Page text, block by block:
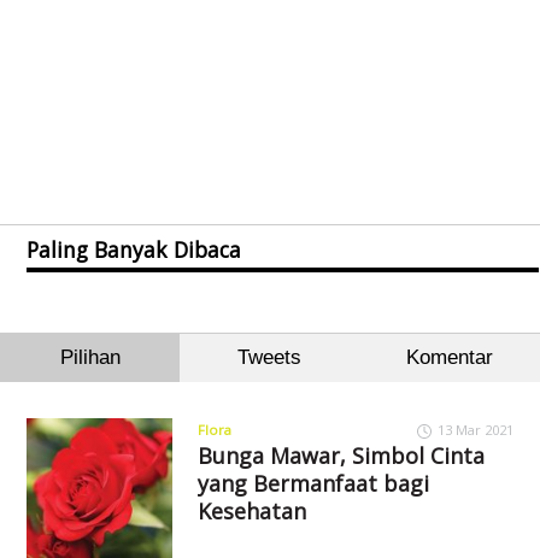
Paling Banyak Dibaca
Pilihan Tweets Komentar
Flora 13 Mar 2021
Bunga Mawar, Simbol Cinta
yang Bermanfaat bagi
Kesehatan